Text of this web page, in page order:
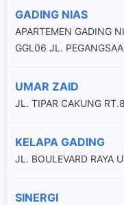
GADING NIAS
APARTEMEN GADING
GGL06 JL.
UMAR ZAID
JL. TIPAR CAKUNG
KELAPA GADING
JL. BOULEVARD RAYA
SINERGI